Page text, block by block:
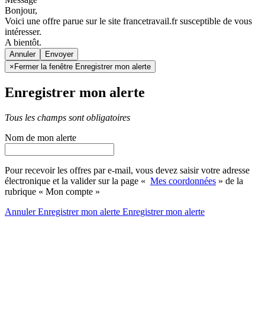
Bonjour,
Voici une offre parue sur le site francetravail.fr susceptible de vous
intéresser.
A bientôt.
Annuler
× Fermer la fenêtre Enregistrer mon alerte
Enregistrer mon alerte
Tous les champs sont obligatoires
Nom de mon alerte
Pour recevoir les offres par e-mail, vous devez saisir votre adresse
électronique et la valider sur la page « Mes coordonnées » de la
rubrique « Mon compte »
AnnulerEnregistrer mon alerte Enregistrermon alerte